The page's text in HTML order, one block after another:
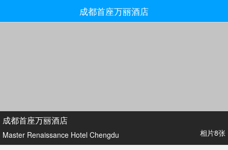
成都首座万丽酒店
成都首座万丽酒店
Master Renaissance Hotel Chengdu 相片8张